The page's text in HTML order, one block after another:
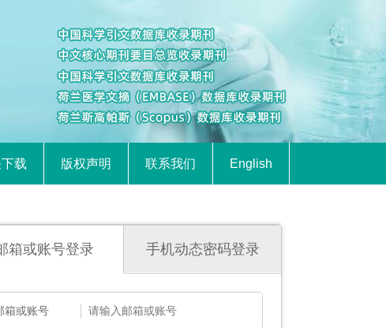
载 版权声明 联系我们 English
箱或账号登录 手机动态密码登录
箱或账号